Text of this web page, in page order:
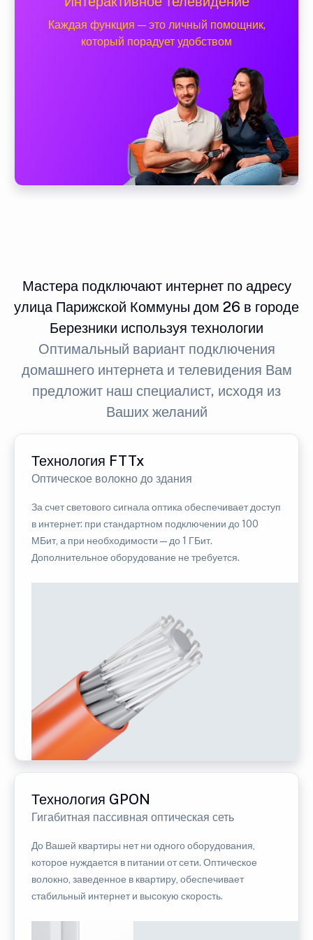
Каждая функция — это личный помощник,
который порадует удобством
Мастера подключают интернет по адресу
улица Парижской Коммуны дом 26 в городе
Березники используя технологии
Оптимальный вариант подключения
домашнего интернета и телевидения Вам
предложит наш специалист, исходя из
Ваших желаний
Технология FTTx
Оптическое волокно до здания
За счет светового сигнала оптика обеспечивает доступ
в интернет: при стандартном подключении до 100
МБит, а при необходимости — до 1 ГБит.
Дополнительное оборудование не требуется.
Технология GPON
Гигабитная пассивная оптическая сеть
До Вашей квартиры нет ни одного оборудования,
которое нуждается в питании от сети. Оптическое
волокно, заведенное в квартиру, обеспечивает
стабильный интернет и высокую скорость.